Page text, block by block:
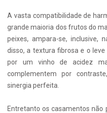
A vasta compatibilidade de
grande maioria dos frutos do
peixes, ampara-se, inclusive,
disso, a textura fibrosa e o
por um vinho de acidez
complementem por
sinergia perfeita.
Entretanto os casamentos não